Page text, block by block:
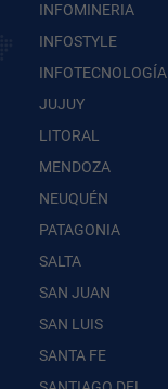
INFOMINERIA
INFOSTYLE
INFOTECNOLOGÍA
JUJUY
LITORAL
MENDOZA
NEUQUÉN
PATAGONIA
SALTA
SAN JUAN
SAN LUIS
SANTA FE